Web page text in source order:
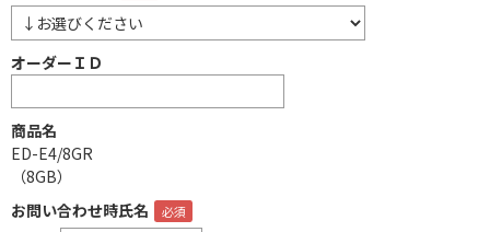
オーダーＩＤ
商品名
ED-E4/8GR
（8GB）
お問い合わせ時氏名